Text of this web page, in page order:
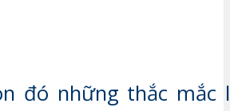
đó những thắc mắc